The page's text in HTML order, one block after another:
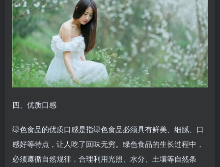
四、优质口感
绿色食品的优质口感是指绿色食品必须具有鲜美、细腻、口
感好等特点，让人吃了回味无穷。绿色食品的生长过程中，
必须遵循自然规律，合理利用光照、水分、土壤等自然条